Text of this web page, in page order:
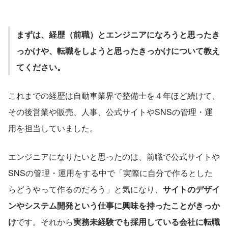
まずは、経歴（前職）とエンジニアになろうと思ったき
っかけや、転職をしようと思ったきっかけについて教え
てください。
これまでの経歴は自動車業界で整備士を４年ほど続けて、
その後営業や販売、人事、公式サイトやSNSの管理・運
用を担当していました。
エンジニアになりたいと思ったのは、前職で公式サイトや
SNSの管理・運用をする中で「実際に自分で作るとした
らどうやって作るのだろう」と気になり、 サイトのデザイ
ンやシステム開発という仕事に興味を持ったことがきっか
けです。それから実務未経験でも採用している会社に転職